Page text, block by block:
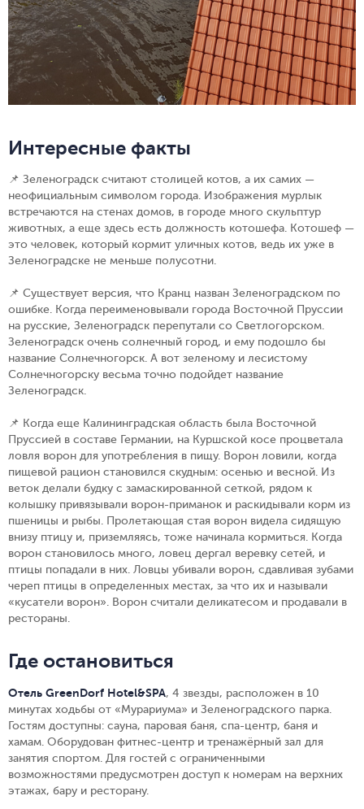
Интересные факты
📌 Зеленоградск считают столицей котов, а их самих —
неофициальным символом города. Изображения мурлык
встречаются на стенах домов, в городе много скульптур
животных, а еще здесь есть должность котошефа. Котошеф —
это человек, который кормит уличных котов, ведь их уже в
Зеленоградске не меньше полусотни.
📌 Существует версия, что Кранц назван Зеленоградском по
ошибке. Когда переименовывали города Восточной Пруссии
на русские, Зеленоградск перепутали со Светлогорском.
Зеленоградск очень солнечный город, и ему подошло бы
название Солнечногорск. А вот зеленому и лесистому
Солнечногорску весьма точно подойдет название
Зеленоградск.
📌 Когда еще Калининградская область была Восточной
Пруссией в составе Германии, на Куршской косе процветала
ловля ворон для употребления в пищу. Ворон ловили, когда
пищевой рацион становился скудным: осенью и весной. Из
веток делали будку с замаскированной сеткой, рядом к
колышку привязывали ворон-приманок и раскидывали корм из
пшеницы и рыбы. Пролетающая стая ворон видела сидящую
внизу птицу и, приземляясь, тоже начинала кормиться. Когда
ворон становилось много, ловец дергал веревку сетей, и
птицы попадали в них. Ловцы убивали ворон, сдавливая зубами
череп птицы в определенных местах, за что их и называли
«кусатели ворон». Ворон считали деликатесом и продавали в
рестораны.
Где остановиться
Отель GreenDorf Hotel&SPA, 4 звезды, расположен в 10
минутах ходьбы от «Мурариума» и Зеленоградского парка.
Гостям доступны: сауна, паровая баня, спа-центр, баня и
хамам. Оборудован фитнес-центр и тренажёрный зал для
занятия спортом. Для гостей с ограниченными
возможностями предусмотрен доступ к номерам на верхних
этажах, бару и ресторану.